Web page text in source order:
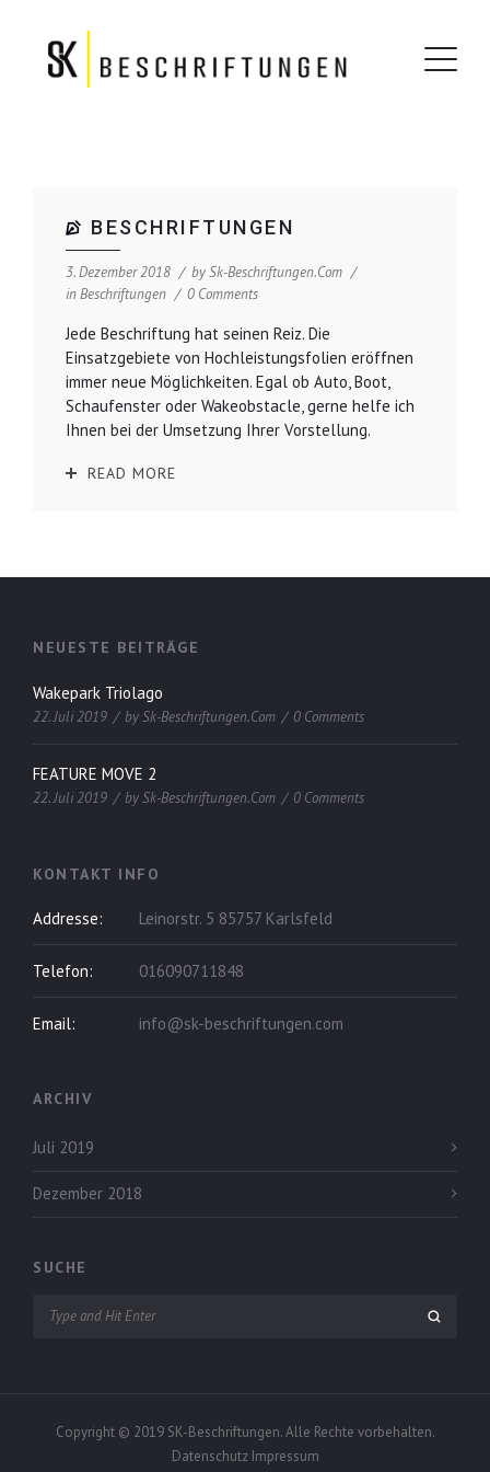
BESCHRIFTUNGEN
3. Dezember 2018 bySk-Beschriftungen.com
inBeschriftungen 0 Comments
Jede Beschriftung hat seinen Reiz. Die
Einsatzgebiete von Hochleistungsfolien eröffnen
immer neue Möglichkeiten. Egal ob Auto, Boot,
Schaufenster oder Wakeobstacle, gerne helfe ich
Ihnen bei der Umsetzung Ihrer Vorstellung.
READ MORE
NEUESTE BEITRÄGE
Wakepark Triolago
22. Juli 2019 bySk-Beschriftungen.com 0 Comments
FEATURE MOVE 2
22. Juli 2019 bySk-Beschriftungen.com 0 Comments
KONTAKT INFO
Addresse: Leinorstr. 5 85757 Karlsfeld
Telefon: 016090711848
Email: info@sk-beschriftungen.com
ARCHIV
Juli 2019
Dezember 2018
SUCHE
Copyright © 2019 SK-Beschriftungen. Alle Rechte vorbehalten.
Datenschutz Impressum